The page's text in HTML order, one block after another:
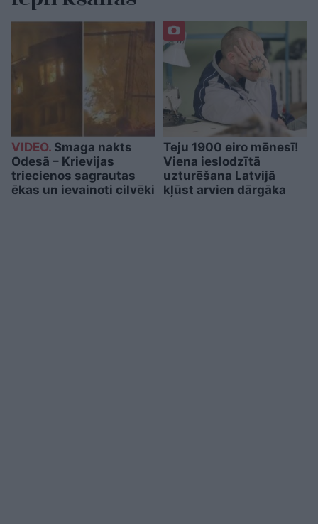
VIDEO. Smaga nakts
Odesā – Krievijas
triecienos sagrautas
ēkas un ievainoti cilvēki
Teju 1900 eiro mēnesī!
Viena ieslodzītā
uzturēšana Latvijā
kļūst arvien dārgāka